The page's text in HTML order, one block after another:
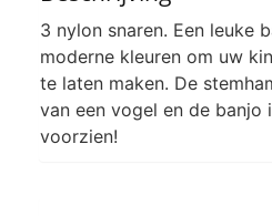
3 nylon snaren. Een leuke
moderne kleuren om uw
te laten maken. De
van een vogel en de banjo
voorzien!